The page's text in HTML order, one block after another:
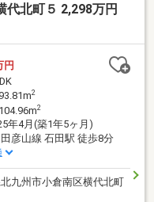
代北町５ 2,298万円
円
2
2
年4月(築1年5ヶ月)
田彦山線 石田駅 徒歩8分
九州市小倉南区横代北町